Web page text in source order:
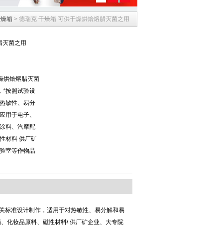
箱 > 德瑞克 干燥箱 可供干燥烘焙熔腊灭菌之用
灭菌之用
烘焙熔腊灭菌
*按照试验设
敏性、易分
用于电子、
料、汽摩配
材料 供厂矿
室等作物品
标准设计制作，适用于对热敏性、易分解和易
化妆品原料、磁性材料\ 供厂矿企业、大专院